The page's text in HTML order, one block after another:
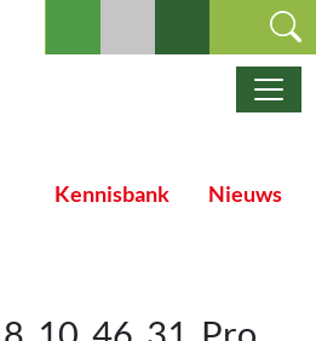
Kennisbank Nieuws